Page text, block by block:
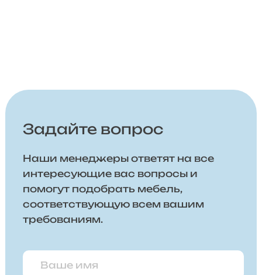
Задайте вопрос
Наши менеджеры ответят на все
интересующие вас вопросы и
помогут подобрать мебель,
соответствующую всем вашим
требованиям.